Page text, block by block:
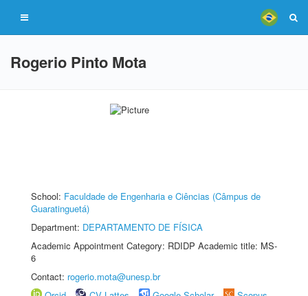
Rogerio Pinto Mota
School: Faculdade de Engenharia e Ciências (Câmpus de
Guaratinguetá)
Department: DEPARTAMENTO DE FÍSICA
Academic Appointment Category: RDIDP Academic title: MS-
6
Contact: rogerio.mota@unesp.br